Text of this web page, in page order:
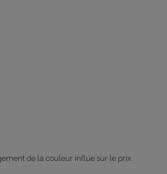
de la couleur influe sur le prix.